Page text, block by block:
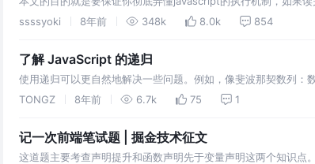
论是面试求职，还是日常开发工作，我们经常会遇到这样的情况
ssssyoki 8年前 348k 8.0k 854
了解 JavaScript 的递归
使用递归可以更自然地解决一些问题。例如，像斐波那契数列
题基本都可以通过递归来解决，锻炼自己强大的递归思维，你
TONGZ 8年前 6.7k 75 1
记一次前端笔试题 | 掘金技术征文
这道题主要考查声明提升和函数声明先于变量声明这两个知识